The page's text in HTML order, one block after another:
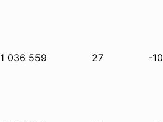
1 036 559 27 -10